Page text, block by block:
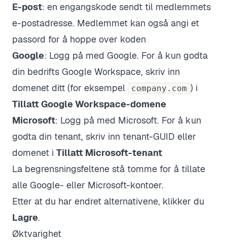
E-post: en engangskode sendt til medlemmets
e-postadresse. Medlemmet kan også angi et
passord for å hoppe over koden
Google: Logg på med Google. For å kun godta
din bedrifts Google Workspace, skriv inn
domenet ditt (for eksempel
company.com ) i
Tillatt Google Workspace-domene
Microsoft: Logg på med Microsoft. For å kun
godta din tenant, skriv inn tenant-GUID eller
domenet i Tillatt Microsoft-tenant
La begrensningsfeltene stå tomme for å tillate
alle Google- eller Microsoft-kontoer.
Etter at du har endret alternativene, klikker du
Lagre.
Øktvarighet